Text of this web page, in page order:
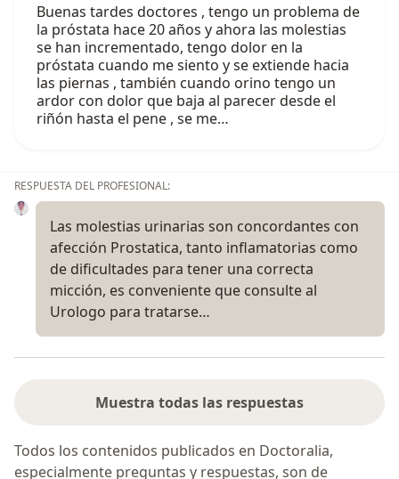
Buenas tardes doctores , tengo un problema de
la próstata hace 20 años y ahora las molestias
se han incrementado, tengo dolor en la
próstata cuando me siento y se extiende hacia
las piernas , también cuando orino tengo un
ardor con dolor que baja al parecer desde el
riñón hasta el pene , se me…
RESPUESTA DEL PROFESIONAL:
Las molestias urinarias son concordantes con
afección Prostatica, tanto inflamatorias como
de dificultades para tener una correcta
micción, es conveniente que consulte al
Urologo para tratarse…
Muestra todas las respuestas
Todos los contenidos publicados en Doctoralia,
especialmente preguntas y respuestas, son de